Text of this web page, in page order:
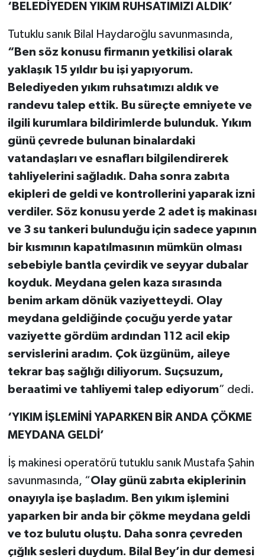
‘BELEDİYEDEN YIKIM RUHSATIMIZI ALDIK’
Tutuklu sanık Bilal Haydaroğlu savunmasında,
“Ben söz konusu firmanın yetkilisi olarak
yaklaşık 15 yıldır bu işi yapıyorum.
Belediyeden yıkım ruhsatımızı aldık ve
randevu talep ettik. Bu süreçte emniyete ve
ilgili kurumlara bildirimlerde bulunduk. Yıkım
günü çevrede bulunan binalardaki
vatandaşları ve esnafları bilgilendirerek
tahliyelerini sağladık. Daha sonra zabıta
ekipleri de geldi ve kontrollerini yaparak izni
verdiler. Söz konusu yerde 2 adet iş makinası
ve 3 su tankeri bulunduğu için sadece yapının
bir kısmının kapatılmasının mümkün olması
sebebiyle bantla çevirdik ve seyyar dubalar
koyduk. Meydana gelen kaza sırasında
benim arkam dönük vaziyetteydi. Olay
meydana geldiğinde çocuğu yerde yatar
vaziyette gördüm ardından 112 acil ekip
servislerini aradım. Çok üzgünüm, aileye
tekrar baş sağlığı diliyorum. Suçsuzum,
beraatimi ve tahliyemi talep ediyorum” dedi.
‘YIKIM İŞLEMİNİ YAPARKEN BİR ANDA ÇÖKME
MEYDANA GELDİ’
İş makinesi operatörü tutuklu sanık Mustafa Şahin
savunmasında, “Olay günü zabıta ekiplerinin
onayıyla işe başladım. Ben yıkım işlemini
yaparken bir anda bir çökme meydana geldi
ve toz bulutu oluştu. Daha sonra çevreden
çığlık sesleri duydum. Bilal Bey’in dur demesi